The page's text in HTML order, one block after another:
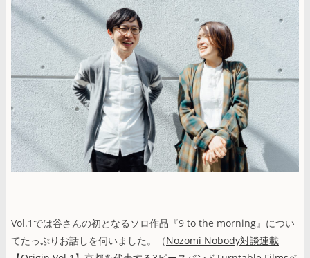
Vol.1では谷さんの初となるソロ作品『9 to the morning』につい
てたっぷりお話しを伺いました。（Nozomi Nobody対談連載